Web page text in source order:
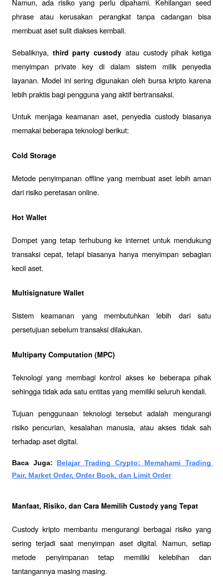
Namun, ada risiko yang perlu dipahami. Kehilangan seed
phrase atau kerusakan perangkat tanpa cadangan bisa
membuat aset sulit diakses kembali.
Sebaliknya, third party custody atau custody pihak ketiga
menyimpan private key di dalam sistem milik penyedia
layanan. Model ini sering digunakan oleh bursa kripto karena
lebih praktis bagi pengguna yang aktif bertransaksi.
Untuk menjaga keamanan aset, penyedia custody biasanya
memakai beberapa teknologi berikut:
Cold Storage
Metode penyimpanan offline yang membuat aset lebih aman
dari risiko peretasan online.
Hot Wallet
Dompet yang tetap terhubung ke internet untuk mendukung
transaksi cepat, tetapi biasanya hanya menyimpan sebagian
kecil aset.
Multisignature Wallet
Sistem keamanan yang membutuhkan lebih dari satu
persetujuan sebelum transaksi dilakukan.
Multiparty Computation (MPC)
Teknologi yang membagi kontrol akses ke beberapa pihak
sehingga tidak ada satu entitas yang memiliki seluruh kendali.
Tujuan penggunaan teknologi tersebut adalah mengurangi
risiko pencurian, kesalahan manusia, atau akses tidak sah
terhadap aset digital.
Baca Juga:
Belajar Trading Crypto: Memahami Trading
Pair, Market Order, Order Book, dan Limit Order
Manfaat, Risiko, dan Cara Memilih Custody yang Tepat
Custody kripto membantu mengurangi berbagai risiko yang
sering terjadi saat menyimpan aset digital. Namun, setiap
metode penyimpanan tetap memiliki kelebihan dan
tantangannya masing masing.